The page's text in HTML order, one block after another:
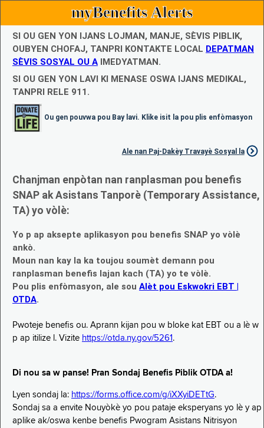
myBenefits Alerts
SI OU GEN YON IJANS LOJMAN, MANJE, SÈVIS PIBLIK,
OUBYEN CHOFAJ, TANPRI KONTAKTE LOCAL DEPATMAN
SÈVIS SOSYAL OU A IMEDYATMAN.
SI OU GEN YON LAVI KI MENASE OSWA IJANS MEDIKAL,
TANPRI RELE 911.
Ou gen pouvwa pou Bay lavi. Klike isit la pou plis enfòmasyon
Ale nan Paj-Dakèy Travayè Sosyal la
Chanjman enpòtan nan ranplasman pou benefis
SNAP ak Asistans Tanporè (Temporary Assistance,
TA) yo vòlè:
Yo p ap aksepte aplikasyon pou benefis SNAP yo vòlè
ankò.
Moun nan kay la ka toujou soumèt demann pou
ranplasman benefis lajan kach (TA) yo te vòlè.
Pou plis enfòmasyon, ale sou Alèt pou Eskwokri EBT |
OTDA.
Pwoteje benefis ou. Aprann kijan pou w bloke kat EBT ou a lè w
p ap itilize l. Vizite https://otda.ny.gov/5261 .
Di nou sa w panse! Pran Sondaj Benefis Piblik OTDA a!
Lyen sondaj la: https://forms.office.com/g/iXXyiDETtG.
Sondaj sa a envite Nouyòkè yo pou pataje eksperyans yo lè y ap
aplike ak/oswa kenbe benefis Pwogram Asistans Nitrisyon